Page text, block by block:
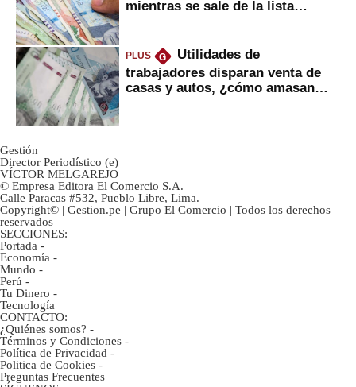
mientras se sale de la lista
PLUS G
Utilidades de
trabajadores disparan venta de
casas y autos, ¿cómo amasan
Gestión
Director Periodístico (e)
VÍCTOR MELGAREJO
© Empresa Editora El Comercio S.A.
Calle Paracas #532, Pueblo Libre, Lima.
Copyright© | Gestion.pe | Grupo El Comercio | Todos los derechos
reservados
SECCIONES:
Portada -
Economía -
Mundo -
Perú -
Tu Dinero -
Tecnología
CONTACTO:
¿Quiénes somos? -
Términos y Condiciones -
Política de Privacidad -
Politica de Cookies -
Preguntas Frecuentes